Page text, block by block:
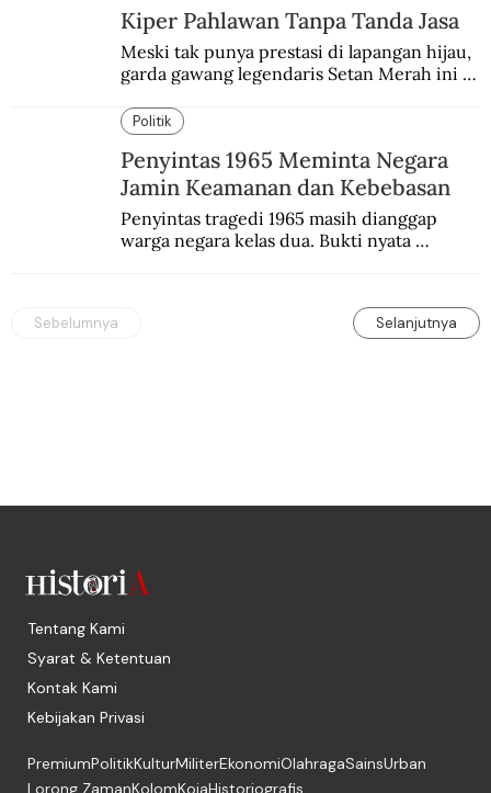
Kiper Pahlawan Tanpa Tanda Jasa
Meski tak punya prestasi di lapangan hijau,
garda gawang legendaris Setan Merah ini
pahlawan.
Politik
Penyintas 1965 Meminta Negara
Jamin Keamanan dan Kebebasan
Penyintas tragedi 1965 masih dianggap
warga negara kelas dua. Bukti nyata
Sebelumnya Selanjutnya
Tentang Kami
Syarat & Ketentuan
Kontak Kami
Kebijakan Privasi
PremiumPolitikKulturMiliterEkonomiOlahragaSainsUrban
Lorong ZamanKolomKojaHistoriografis